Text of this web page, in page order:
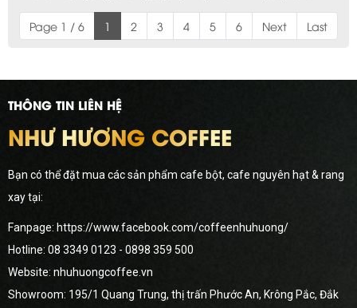
Page 1 / 6 1 2 3 4 5 6 Next Last
THÔNG TIN LIÊN HỆ
NHƯ HƯƠNG COFFEE
Bạn có thể đặt mua các sản phẩm cafe bột, cafe nguyên hạt & rang
xay tại:
Fanpage: https://www.facebook.com/coffeenhuhuong/
Hotline: 08 3349 0123 - 0898 359 500
Website: nhuhuongcoffee.vn
Showroom: 195/1 Quang Trung, thị trấn Phước An, Krông Pắc, Đắk